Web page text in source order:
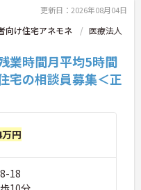
更新日：2026年08月04日
向け住宅アネモネ
医療法人
業時間月平均5時間
宅の相談員募集＜正
円
18